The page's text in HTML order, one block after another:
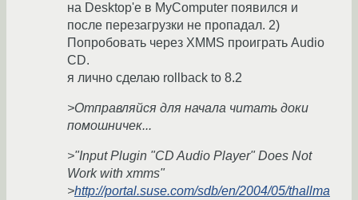
на Desktop'е в MyComputer появился и
после перезагрузки не пропадал. 2)
Попробовать через XMMS проиграть Audio
CD.
я лично сделаю rollback to 8.2
>Отправляйся для начала читать доки
помошничек...
>"Input Plugin "CD Audio Player" Does Not
Work with xmms"
>http://portal.suse.com/sdb/en/2004/05/thallma